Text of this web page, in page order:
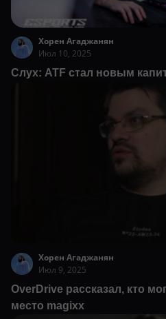
Хорен Агаджанян
Июл 10, 2025
Слух: ATF стал новым
Хорен Агаджанян
Июл 9, 2025
OverDrive рассказал, кто
место magixx